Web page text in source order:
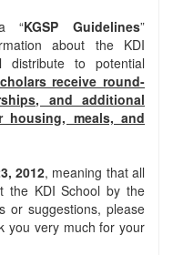
“KGSP Guidelines”
about the KDI
to potential
receive round-
and additional
meals, and
2012, meaning that all
the KDI School by the
or suggestions, please
you very much for your